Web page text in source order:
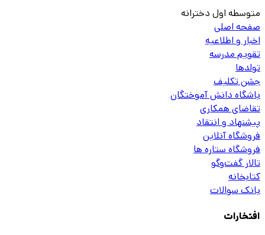
متوسطه اول دخترانه
صفحه اصلی
اخبار و اطلاعیه
تقویم مدرسه
تولدها
جشن تکلیف
باشگاه دانش آموختگان
تقاضای همکاری
پیشنهاد و انتقاد
فروشگاه آنلاین
فروشگاه ستاره ها
تالار گفت‌وگو
کتابخانه
بانک سوالات
افتخارات